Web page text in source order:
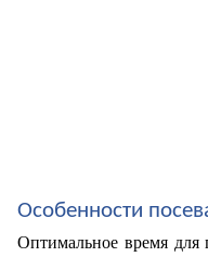
Особенности
Оптимальное время для